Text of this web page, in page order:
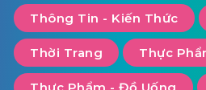
Thông Tin - Kiến Thức
Thời Trang Thực